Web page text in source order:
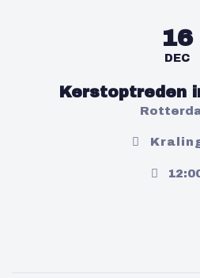
16
DEC
Kerstoptreden